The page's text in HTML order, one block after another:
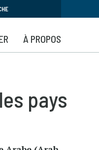
À PROPOS
pays